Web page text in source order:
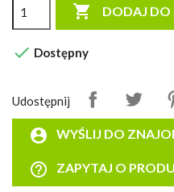
 DODAJ
 Dostępny
Udostępnij
account_circle WYŚLIJ DO
help_outline ZAPYTAJ O